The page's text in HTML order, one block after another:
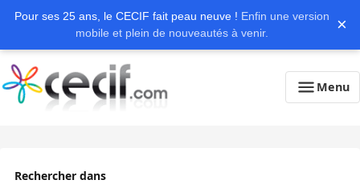
Pour ses 25 ans, le CECIF fait peau neuve ! Enfin une version
mobile et plein de nouveautés à venir.
×
Menu
Rechercher dans